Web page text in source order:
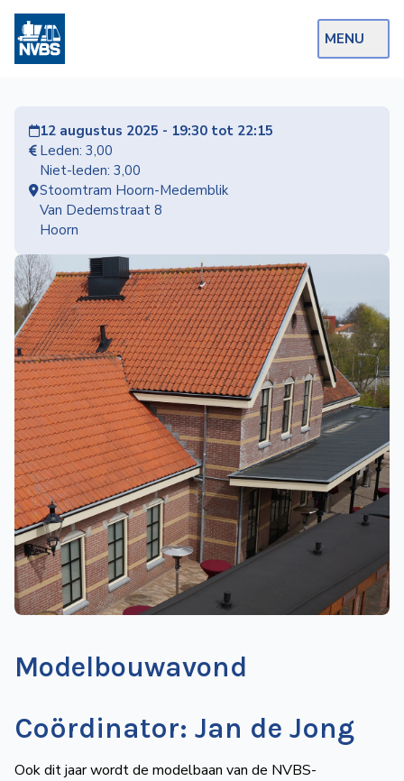
MENU
Op de Rails
NVBS Actueel
Afdelingen
Excursies
Actueel
Ons
aanbod
Over
de
NVBS
Wegwijzer
Mijn
NVBS
12 augustus 2025 - 19:30 tot 22:15
Leden: 3,00
Niet-leden: 3,00
Stoomtram Hoorn-Medemblik
Van Dedemstraat 8
Hoorn
Modelbouwavond
Coördinator: Jan de Jong
Ook dit jaar wordt de modelbaan van de NVBS-